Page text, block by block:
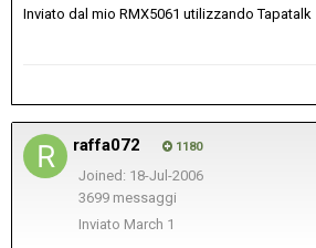
Inviato dal mio RMX5061 utilizzando Tapatalk
raffa072 1180
Joined: 18-Jul-2006
3699 messaggi
Inviato March 1